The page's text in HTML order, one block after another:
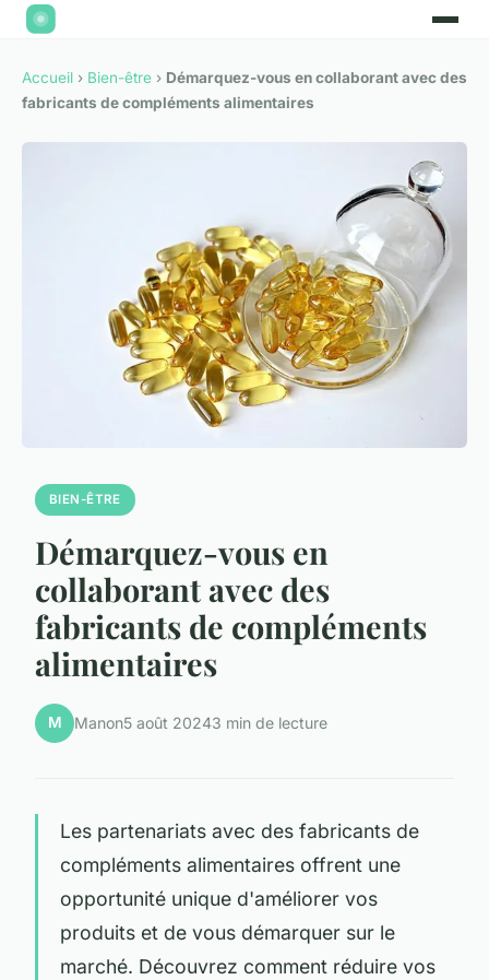
Accueil › Bien-être › Démarquez-vous en collaborant avec des
fabricants de compléments alimentaires
BIEN-ÊTRE
Démarquez-vous en
collaborant avec des
fabricants de compléments
alimentaires
M Manon5 août 20243 min de lecture
Les partenariats avec des fabricants de
compléments alimentaires offrent une
opportunité unique d'améliorer vos
produits et de vous démarquer sur le
marché. Découvrez comment réduire vos